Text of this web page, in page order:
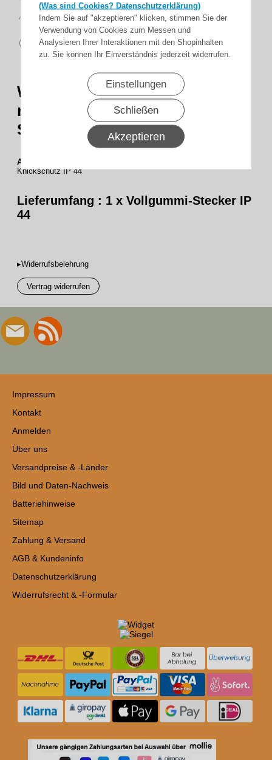
(Was sind Cookies? Datenschutzerklärung)
Indem Sie auf "akzeptieren" klicken, stimmen Sie der
Verwendung von Cookies zum Messen und
Analysieren Ihrer Interaktionen mit den Shopinhalten
zu. Sie können Ihr Einverständnis jederzeit widerrufen.
Einstellungen
Schließen
Akzeptieren
14 Tage
Rückgaberecht
sicher
zahlen
WTS -Vollgummi-Winkelstecker
mit Kabel-Knickschutz IP 44,
Schwarz
ABL-3410G
Knickschutz IP 44
Lieferumfang : 1 x Vollgummi-Stecker IP
44
▸Widerrufsbelehrung
Vertrag widerrufen
Impressum
Kontakt
Anmelden
Über uns
Versandpreise & -Länder
Bild und Daten-Nachweis
Batteriehinweise
Sitemap
Zahlung & Versand
AGB & Kundeninfo
Datenschutzerklärung
Widerrufsrecht & -Formular